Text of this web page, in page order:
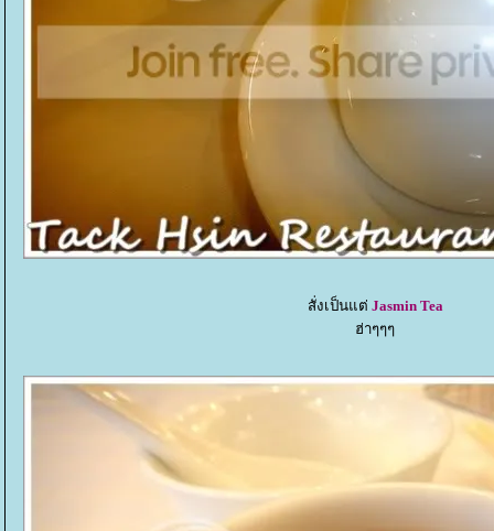
สั่งเป็นแต่ Jasmin Tea
ฮ่าๆๆๆ